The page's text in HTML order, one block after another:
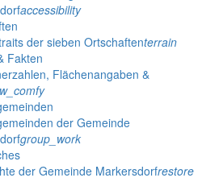
accessibility
der sieben Ortschaftenterrain
Fakten
Flächenangaben &
der Gemeinde
group_work
der Gemeinde Markersdorfrestore